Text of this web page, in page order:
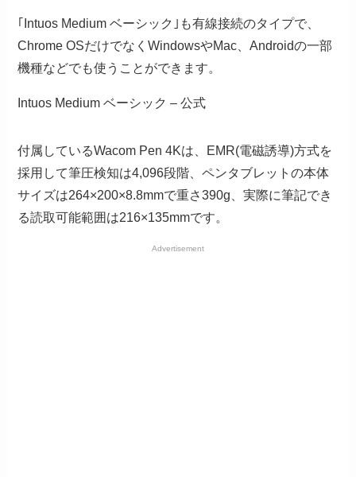
｢Intuos Medium ベーシック｣も有線接続のタイプで、
Chrome OSだけでなくWindowsやMac、Androidの一部
機種などでも使うことができます。
Intuos Medium ベーシック – 公式
付属しているWacom Pen 4Kは、EMR(電磁誘導)方式を
採用して筆圧検知は4,096段階、ペンタブレットの本体
サイズは264×200×8.8mmで重さ390g、実際に筆記でき
る読取可能範囲は216×135mmです。
Advertisement